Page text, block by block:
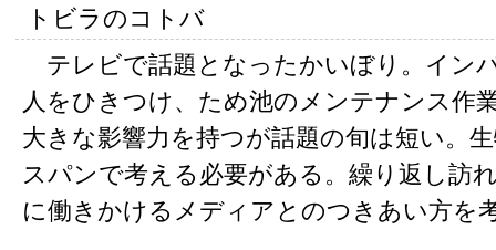
トビラのコトバ
テレビで話題となったかいぼり。イン
人をひきつけ、ため池のメンテナンス作
大きな影響力を持つが話題の旬は短い。
スパンで考える必要がある。繰り返し訪
に働きかけるメディアとのつきあい方を